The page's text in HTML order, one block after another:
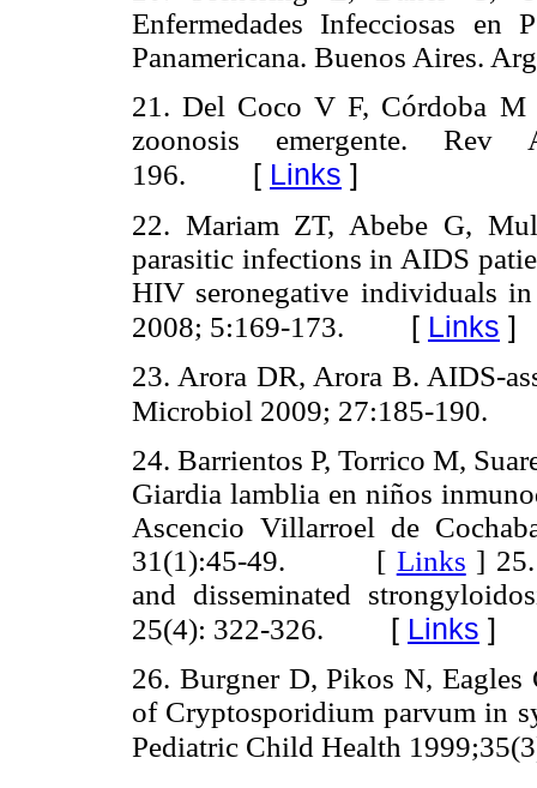
Enfermedades Infecciosas en
Panamericana. Buenos Aires.
21. Del Coco V F, Córdoba
zoonosis emergente.
196. [ Links ]
22. Mariam ZT, Abebe G,
parasitic infections in AIDS
HIV seronegative individuals
2008; 5:169-173. [ Links ]
23. Arora DR, Arora B. AIDS-
Microbiol 2009; 27:185-190.
24. Barrientos P, Torrico M,
Giardia lamblia en niños
Ascencio Villarroel de
31(1):45-49. [ Links ]
and disseminated
25(4): 322-326. [ Links ]
26. Burgner D, Pikos N,
of Cryptosporidium parvum in
Pediatric Child Health